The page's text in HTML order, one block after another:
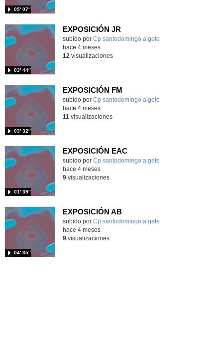
05′ 07″
EXPOSICIÓN JR
Contenido educativo.
subido por Cp santodomingo algete
03′ 44″
hace 4 meses
12 visualizaciones
EXPOSICIÓN FM
Contenido educativo.
subido por Cp santodomingo algete
03′ 32″
hace 4 meses
11 visualizaciones
EXPOSICIÓN EAC
Contenido educativo.
subido por Cp santodomingo algete
01′ 39″
hace 4 meses
9visualizaciones
EXPOSICIÓN AB
Contenido educativo.
subido por Cp santodomingo algete
04′ 35″
hace 4 meses
9visualizaciones